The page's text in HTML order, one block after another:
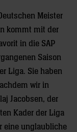
Meister
kommt mit der
in die SAP
Saison
Liga. Sie haben
wir in
Jacobsen, der
Kader der Liga
eine unglaubliche